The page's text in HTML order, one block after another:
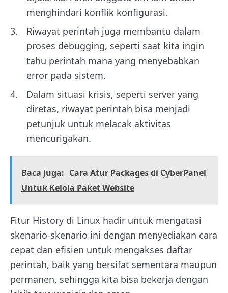
menghindari konflik konfigurasi.
Riwayat perintah juga membantu dalam
proses debugging, seperti saat kita ingin
tahu perintah mana yang menyebabkan
error pada sistem.
Dalam situasi krisis, seperti server yang
diretas, riwayat perintah bisa menjadi
petunjuk untuk melacak aktivitas
mencurigakan.
Baca Juga: Cara Atur Packages di CyberPanel
Untuk Kelola Paket Website
Fitur History di Linux hadir untuk mengatasi
skenario-skenario ini dengan menyediakan cara
cepat dan efisien untuk mengakses daftar
perintah, baik yang bersifat sementara maupun
permanen, sehingga kita bisa bekerja dengan